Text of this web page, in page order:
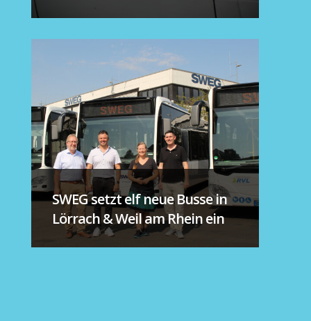
SWEG setzt elf neue Busse in
Lörrach & Weil am Rhein ein